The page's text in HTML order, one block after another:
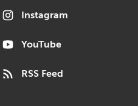
Instagram
YouTube
RSS Feed